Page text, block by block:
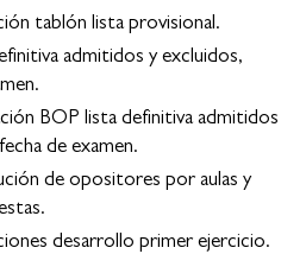
tablón lista provisional.
admitidos y excluidos,
BOP lista definitiva admitidos
de examen.
de opositores por aulas y
desarrollo primer ejercicio.